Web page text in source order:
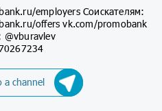
employers Соискателям:
offers vk.com/promobank
@vburavlev
a channel